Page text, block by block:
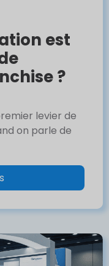
est
?
levier de
on parle de